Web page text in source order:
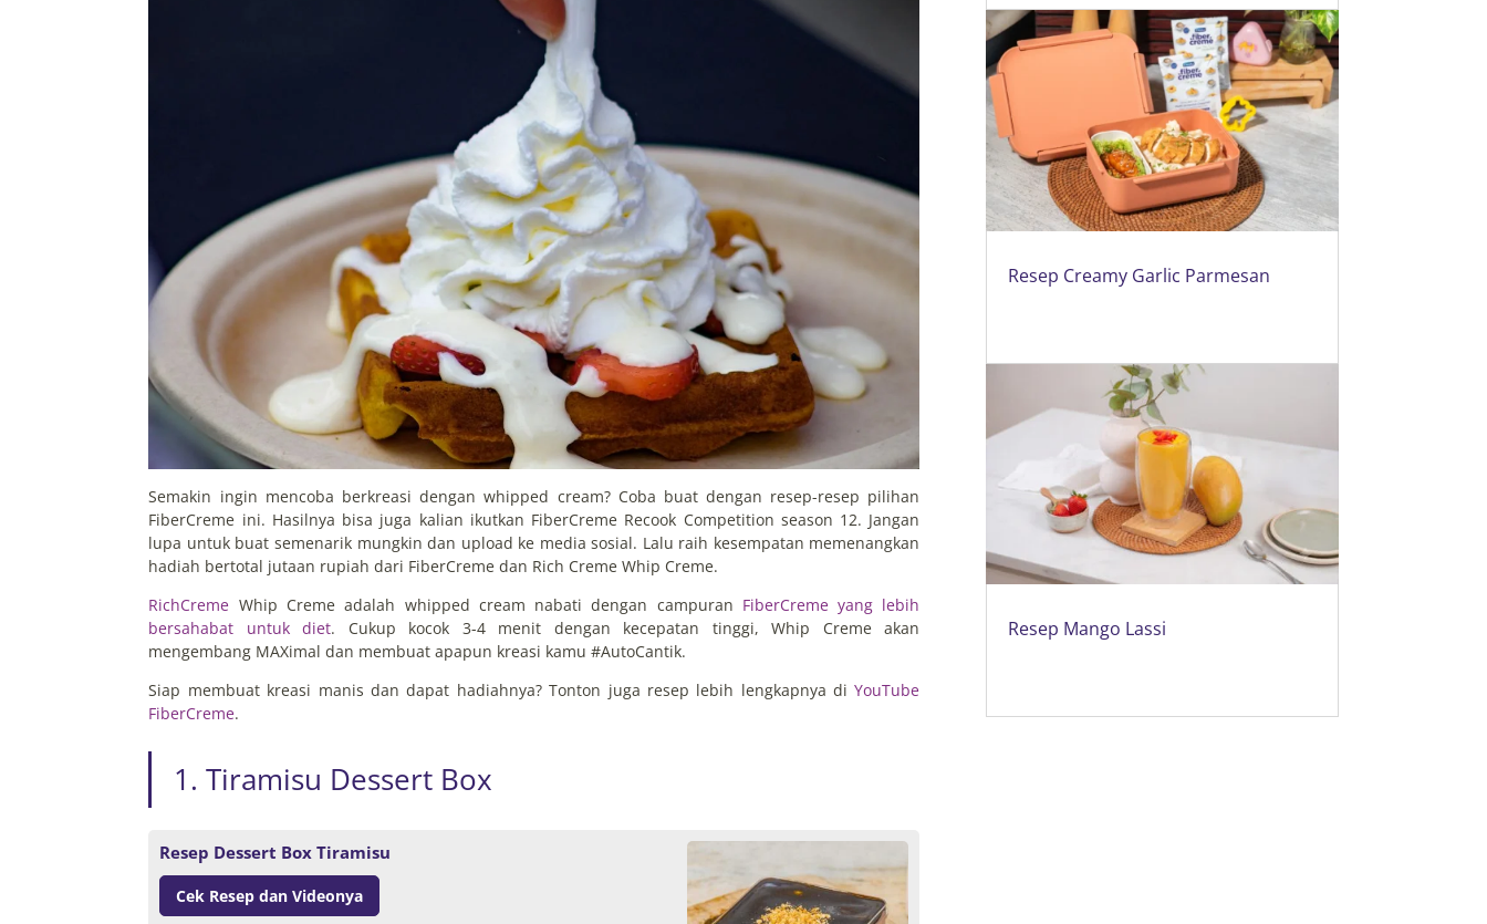
Semakin ingin mencoba berkreasi dengan whipped cream? Coba buat dengan resep-resep pilihan
FiberCreme ini. Hasilnya bisa juga kalian ikutkan FiberCreme Recook Competition season 12. Jangan
lupa untuk buat semenarik mungkin dan upload ke media sosial. Lalu raih kesempatan memenangkan
hadiah bertotal jutaan rupiah dari FiberCreme dan Rich Creme Whip Creme.
RichCreme Whip Creme adalah whipped cream nabati dengan campuran FiberCreme yang lebih
bersahabat untuk diet. Cukup kocok 3-4 menit dengan kecepatan tinggi, Whip Creme akan
mengembang MAXimal dan membuat apapun kreasi kamu #AutoCantik.
Siap membuat kreasi manis dan dapat hadiahnya? Tonton juga resep lebih lengkapnya diYouTube
FiberCreme.
1. Tiramisu Dessert Box
Resep Dessert Box Tiramisu
Cek Resep dan Videonya
Resep Creamy Garlic Parmesan
Resep Mango Lassi